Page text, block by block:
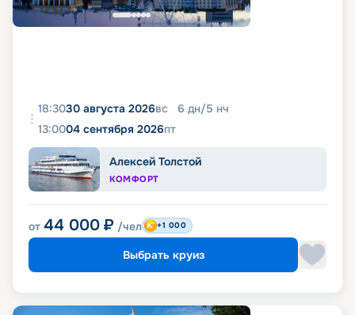
18:3030 августа 2026вс 6 дн/5 нч
13:0004 сентября 2026пт
Алексей Толстой
КОМФОРТ
от 44 000 ₽ /чел +1 000
Выбрать круиз